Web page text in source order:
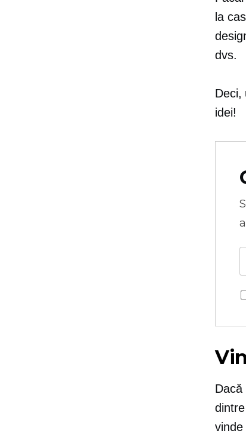
la
dvs.
Deci,
idei!
Dacă
vinde